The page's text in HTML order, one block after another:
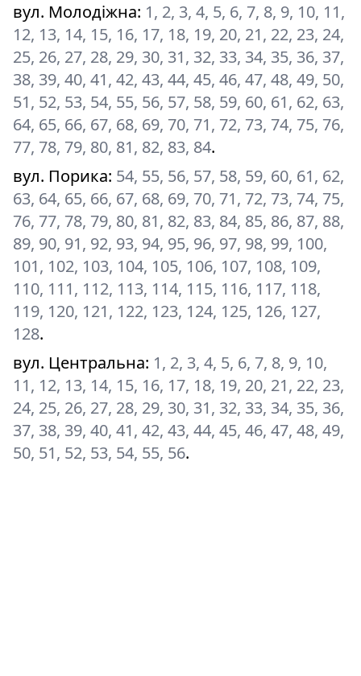
вул. Молодіжна: 1, 2, 3, 4, 5, 6, 7, 8, 9, 10, 11,
12, 13, 14, 15, 16, 17, 18, 19, 20, 21, 22, 23, 24,
25, 26, 27, 28, 29, 30, 31, 32, 33, 34, 35, 36, 37,
38, 39, 40, 41, 42, 43, 44, 45, 46, 47, 48, 49, 50,
51, 52, 53, 54, 55, 56, 57, 58, 59, 60, 61, 62, 63,
64, 65, 66, 67, 68, 69, 70, 71, 72, 73, 74, 75, 76,
77, 78, 79, 80, 81, 82, 83, 84.
вул. Порика: 54, 55, 56, 57, 58, 59, 60, 61, 62,
63, 64, 65, 66, 67, 68, 69, 70, 71, 72, 73, 74, 75,
76, 77, 78, 79, 80, 81, 82, 83, 84, 85, 86, 87, 88,
89, 90, 91, 92, 93, 94, 95, 96, 97, 98, 99, 100,
101, 102, 103, 104, 105, 106, 107, 108, 109,
110, 111, 112, 113, 114, 115, 116, 117, 118,
119, 120, 121, 122, 123, 124, 125, 126, 127,
128.
вул. Центральна: 1, 2, 3, 4, 5, 6, 7, 8, 9, 10,
11, 12, 13, 14, 15, 16, 17, 18, 19, 20, 21, 22, 23,
24, 25, 26, 27, 28, 29, 30, 31, 32, 33, 34, 35, 36,
37, 38, 39, 40, 41, 42, 43, 44, 45, 46, 47, 48, 49,
50, 51, 52, 53, 54, 55, 56.